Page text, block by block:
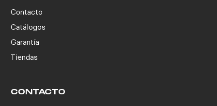
Contacto
Catálogos
Garantía
Tiendas
CONTACTO